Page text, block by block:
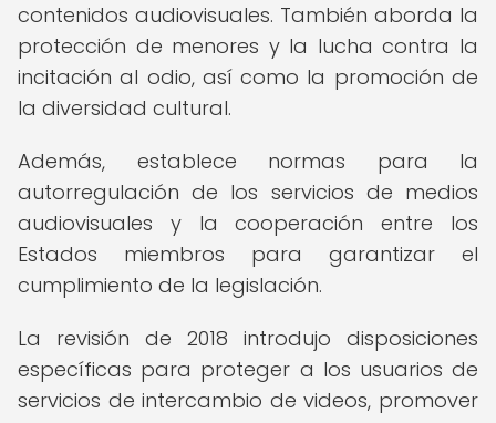
contenidos audiovisuales. También aborda la
protección de menores y la lucha contra la
incitación al odio, así como la promoción de
la diversidad cultural.
Además, establece normas para la
autorregulación de los servicios de medios
audiovisuales y la cooperación entre los
Estados miembros para garantizar el
cumplimiento de la legislación.
La revisión de 2018 introdujo disposiciones
específicas para proteger a los usuarios de
servicios de intercambio de videos, promover